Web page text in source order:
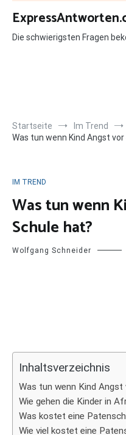
Zum
Inhalt
springen
Die schwierigsten Fragen
Startseite
Im Trend
Was tun wenn Kind Angst
IM TREND
Was tun wenn
Schule hat?
Wolfgang Schneider
Inhaltsverzeichnis
Was tun wenn Kind Angst
Wie gehen die Kinder in
Was kostet eine
Wie viel kostet eine